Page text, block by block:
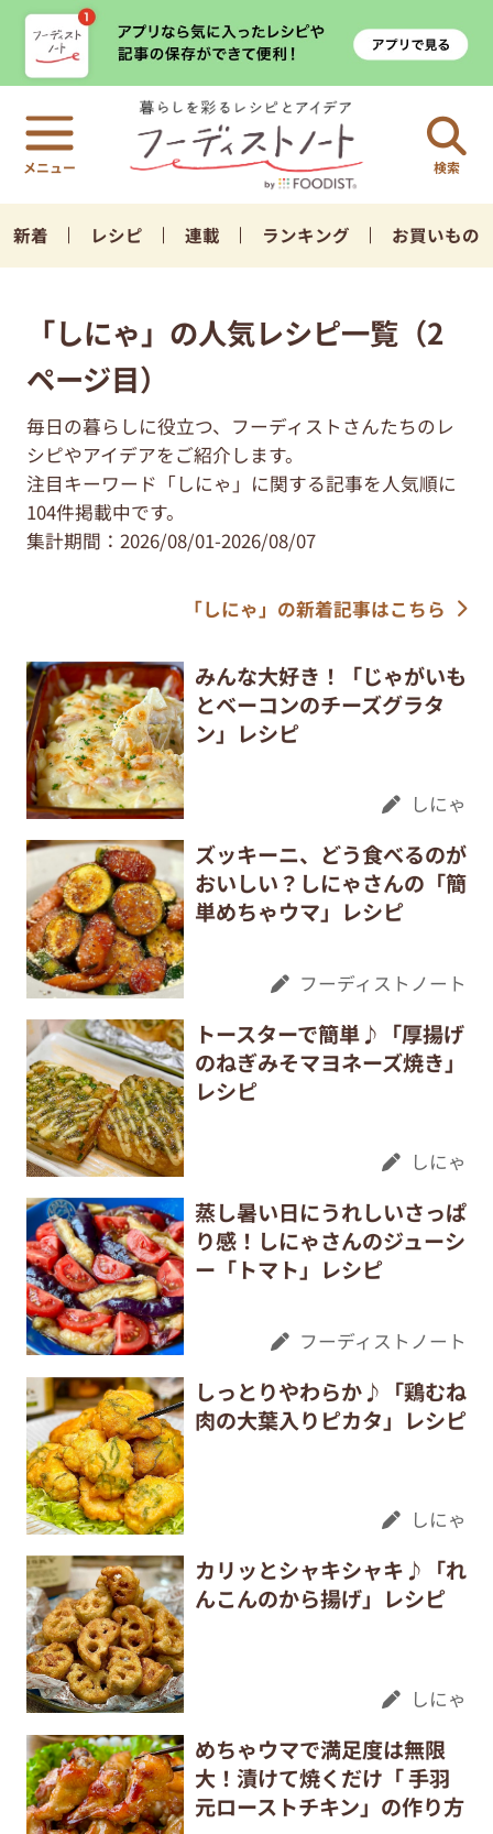
検索
新着 レシピ 連載 ランキング お買いもの
「しにゃ」の人気レシピ一覧（2
ページ目）
毎日の暮らしに役立つ、フーディストさんたちのレ
シピやアイデアをご紹介します。
注目キーワード「しにゃ」に関する記事を人気順に
104件掲載中です。
集計期間：2026/08/01-2026/08/07
「しにゃ」の新着記事はこちら
みんな大好き！「じゃがいも
とベーコンのチーズグラタ
ン」レシピ
しにゃ
ズッキーニ、どう食べるのが
おいしい？しにゃさんの「簡
単めちゃウマ」レシピ
フーディストノート
トースターで簡単♪「厚揚げ
のねぎみそマヨネーズ焼き」
レシピ
しにゃ
蒸し暑い日にうれしいさっぱ
り感！しにゃさんのジューシ
ー「トマト」レシピ
フーディストノート
しっとりやわらか♪「鶏むね
肉の大葉入りピカタ」レシピ
しにゃ
カリッとシャキシャキ♪「れ
んこんのから揚げ」レシピ
しにゃ
めちゃウマで満足度は無限
大！漬けて焼くだけ「 手羽
元ローストチキン」の作り方